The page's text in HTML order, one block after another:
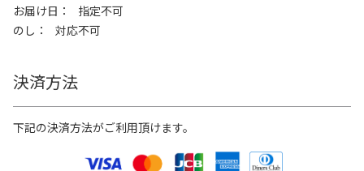
お届け日
指定不可
のし
対応不可
決済方法
下記の決済方法がご利用頂けます。